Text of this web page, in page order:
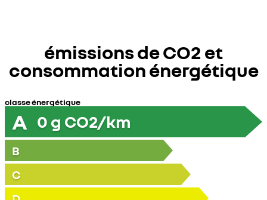
émissions de CO2 et
consommation énergétique
classe énergétique
A 0 g CO2/km
B
C